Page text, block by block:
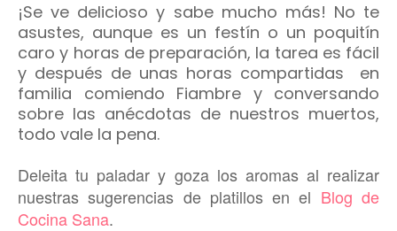
¡Se ve delicioso y sabe mucho más! No te
asustes, aunque es un festín o un poquitín
caro y horas de preparación, la tarea es fácil
y después de unas horas compartidas en
familia comiendo Fiambre y conversando
sobre las anécdotas de nuestros muertos,
todo vale la pena.
Deleita tu paladar y goza los aromas al realizar
nuestras sugerencias de platillos en el Blog de
Cocina Sana.